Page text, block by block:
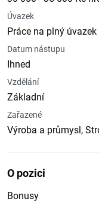
Úvazek
Práce na plný úvazek
Datum nástupu
Ihned
Vzdělání
Základní
Zařazené
Výroba a průmysl,
O pozici
Bonusy